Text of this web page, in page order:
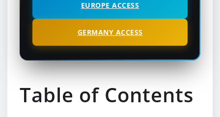
EUROPE ACCESS
GERMANY ACCESS
Table of Contents